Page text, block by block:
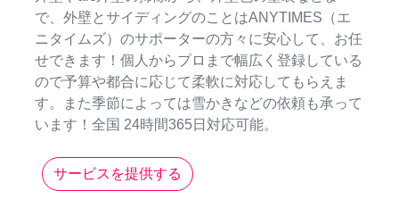
で、外壁とサイディングのことはANYTIMES（エ
ニタイムズ）のサポーターの方々に安心して、お任
せできます！個人からプロまで幅広く登録している
ので予算や都合に応じて柔軟に対応してもらえま
す。また季節によっては雪かきなどの依頼も承って
います！全国 24時間365日対応可能。
サービスを提供する